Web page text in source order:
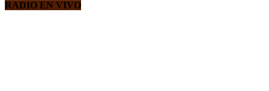
RADIO EN VIVO